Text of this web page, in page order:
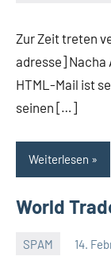
Zur Zeit treten
adresse] Nacha
HTML-Mail ist
seinen […]
Weiterlesen
World
SPAM 14.